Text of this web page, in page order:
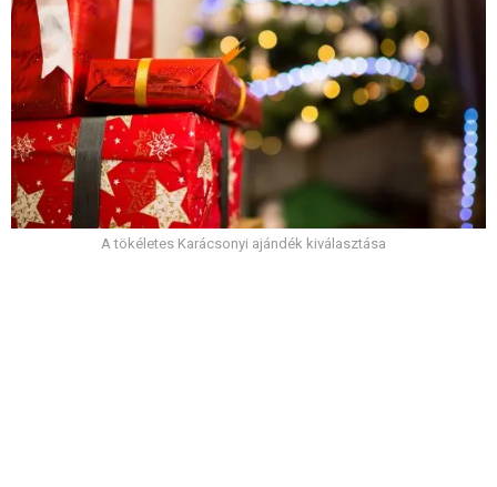
A tökéletes Karácsonyi ajándék kiválasztása